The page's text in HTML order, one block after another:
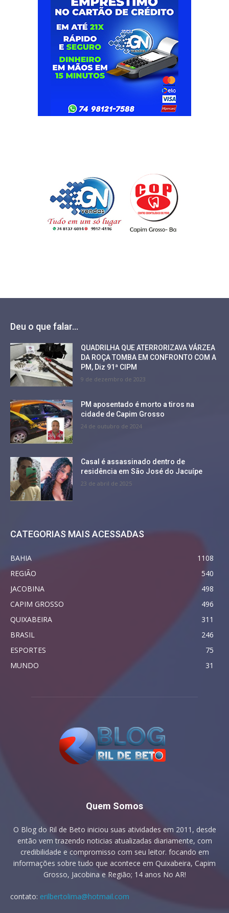
Deu o que falar...
QUADRILHA QUE ATERRORIZAVA VÁRZEA
DA ROÇA TOMBA EM CONFRONTO COM A
PM, Diz 91ª CIPM
9 de dezembro de 2023
PM aposentado é morto a tiros na
cidade de Capim Grosso
24 de outubro de 2024
Casal é assassinado dentro de
residência em São José do Jacuípe
23 de abril de 2025
CATEGORIAS MAIS ACESSADAS
BAHIA
1108
REGIÃO
540
JACOBINA
498
CAPIM GROSSO
496
QUIXABEIRA
311
BRASIL
246
ESPORTES
75
MUNDO
31
Quem Somos
O Blog do Ril de Beto iniciou suas atividades em 2011, desde
então vem trazendo noticias atualizadas diariamente, com
credibilidade e compromisso com seu leitor. focando em
informações sobre tudo que acontece em Quixabeira, Capim
Grosso, Jacobina e Região; 14 anos No AR!
contato: erilbertolima@hotmail.com